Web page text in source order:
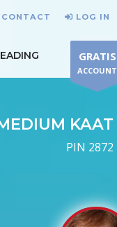
CONTACT LOG IN
GRATIS
ACCOUNT
KAAT
PIN 2872